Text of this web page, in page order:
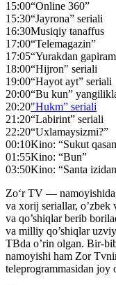
15:00“Online 360”
15:30“Jayrona” seriali
16:30Musiqiy tanaffus
17:00“Telemagazin”
17:05“Yurakdan
18:00“Hijron" seriali
19:00“Hayot ayt” seriali
20:00“Bu kun”
20:20"Hukm” seriali
21:20“Labirint” seriali
22:20“Uxlamaysizmi?”
00:10Kino: “Sukut
01:55Kino: “Bun”
03:50Kino: “Santa
Zo‘r TV —
va xorij seriallar,
va qo’shiqlar berib
va milliy qo’shiqlar
ТВda o’rin olgan. Bir-
namoyishi ham Zor
teleprogrammasidan joy